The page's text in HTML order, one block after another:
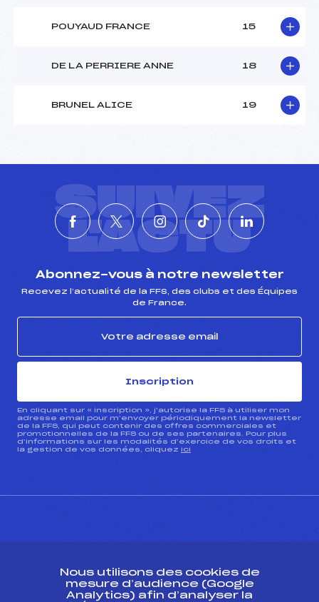
POUYAUD FRANCE 15
DE LA PERRIERE ANNE 18
BRUNEL ALICE 19
SUIVEZ
L'ACTU
Abonnez-vous à notre newsletter
Recevez l’actualité de la FFS, des clubs et des Équipes
de France.
Inscription
En cliquant sur « inscription », j’autorise la FFS à utiliser mon
adresse email pour m’envoyer périodiquement la newsletter
de la FFS, qui peut contenir des offres commerciales et
promotionnelles de la FFS ou de ses partenaires. Pour plus
d’informations sur les modalités d’exercice de vos droits et
la gestion de vos données, cliquez ici
Nous utilisons des cookies de
mesure d’audience (Google
Analytics) afin d’analyser la